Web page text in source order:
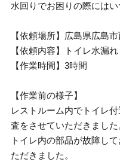
水回りでお困りの際にはい
【依頼場所】広島県広島
【依頼内容】トイレ水漏れ
【作業時間】3時間
【作業前の様子】
レストルーム内でトイレ
査をさせていただきました
トイレ内の部品が故障し
ただきました。